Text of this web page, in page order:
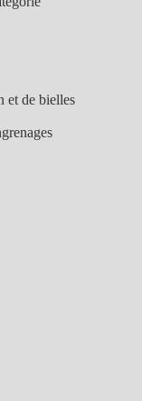
et de bielles